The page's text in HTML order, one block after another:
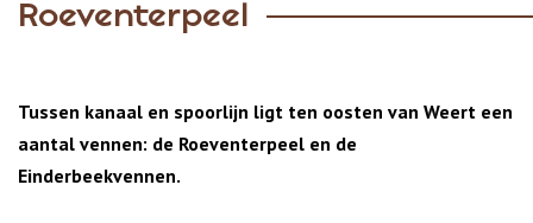
Roeventerpeel
Tussen kanaal en spoorlijn ligt ten oosten van Weert een
aantal vennen: de Roeventerpeel en de
Einderbeekvennen.